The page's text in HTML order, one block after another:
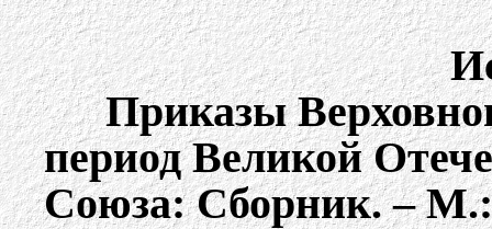
Приказы
период Великой
Союза: Сборник. – М.: